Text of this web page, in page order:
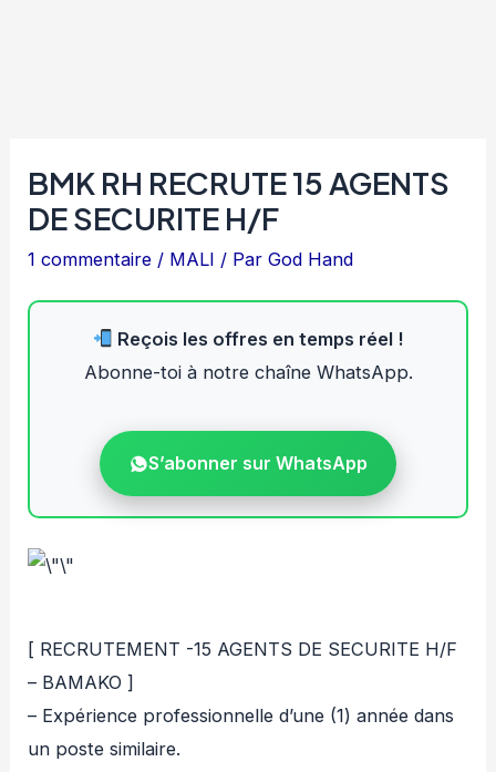
BMK RH RECRUTE 15 AGENTS
DE SECURITE H/F
1 commentaire / MALI / ParGod Hand
Reçois les offres en temps réel !
Abonne-toi à notre chaîne WhatsApp.
S’abonner sur WhatsApp
[ RECRUTEMENT -15 AGENTS DE SECURITE H/F
– BAMAKO ]
– Expérience professionnelle d’une (1) année dans
un poste similaire.